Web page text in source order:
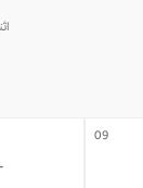
09